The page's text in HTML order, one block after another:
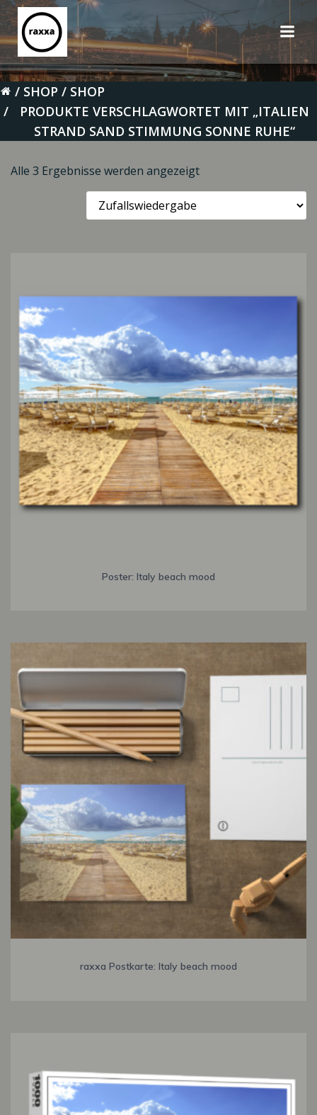
Inhalt
springen
SHOP
SHOP
PRODUKTE VERSCHLAGWORTET MIT „ITALIEN
STRAND SAND STIMMUNG SONNE RUHE“
Alle 3 Ergebnisse werden angezeigt
Poster: Italy beach mood
raxxa Postkarte: Italy beach mood